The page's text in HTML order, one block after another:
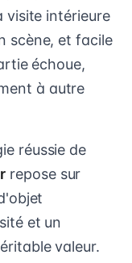
visite intérieure
scène, et facile
échoue,
à autre
réussie de
repose sur
et un
valeur.